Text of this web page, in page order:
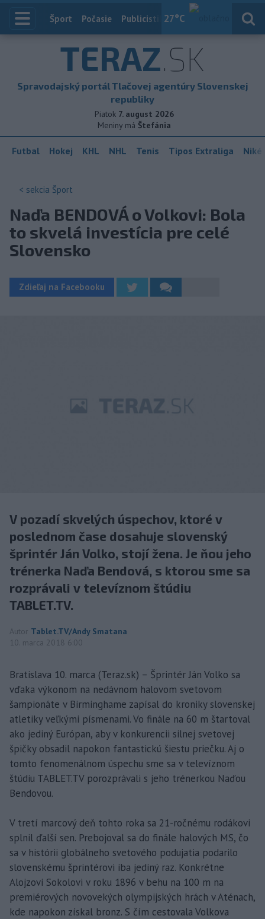
27°C
Index
Šport Počasie Publicistika Slovensko
TERAZ.SK
Spravodajský portál Tlačovej agentúry Slovenskej
republiky
Piatok 7. august 2026
Meniny má Štefánia
Futbal Hokej KHL NHL Tenis Tipos Extraliga
< sekcia Šport
Naďa BENDOVÁ o Volkovi: Bola
to skvelá investícia pre celé
Slovensko
Zdieľaj na Facebooku
V pozadí skvelých úspechov, ktoré v
poslednom čase dosahuje slovenský
šprintér Ján Volko, stojí žena. Je ňou jeho
trénerka Naďa Bendová, s ktorou sme sa
rozprávali v televíznom štúdiu
TABLET.TV.
Autor Tablet.TV/Andy Smatana
10. marca 2018 6:00
Bratislava 10. marca (Teraz.sk) – Šprintér Ján Volko sa
vďaka výkonom na nedávnom halovom svetovom
šampionáte v Birminghame zapísal do kroniky slovenskej
atletiky veľkými písmenami. Vo finále na 60 m štartoval
ako jediný Európan, aby v konkurencii silnej svetovej
špičky obsadil napokon fantastickú šiestu priečku. Aj o
tomto fenomenálnom úspechu sme sa v televíznom
štúdiu TABLET.TV porozprávali s jeho trénerkou Naďou
Bendovou.
V tretí marcový deň tohto roka sa 21-ročnému rodákovi
splnil ďalší sen. Prebojoval sa do finále halových MS, čo
sa v histórii globálneho svetového podujatia podarilo
slovenskému šprintérovi iba jediný raz. Konkrétne
Alojzovi Sokolovi v roku 1896 v behu na 100 m na
premiérových novovekých olympijských hrách v Aténach,
kde napokon získal bronz. S čím cestovala Volkova